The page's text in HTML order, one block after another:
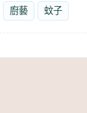
廚藝 蚊子